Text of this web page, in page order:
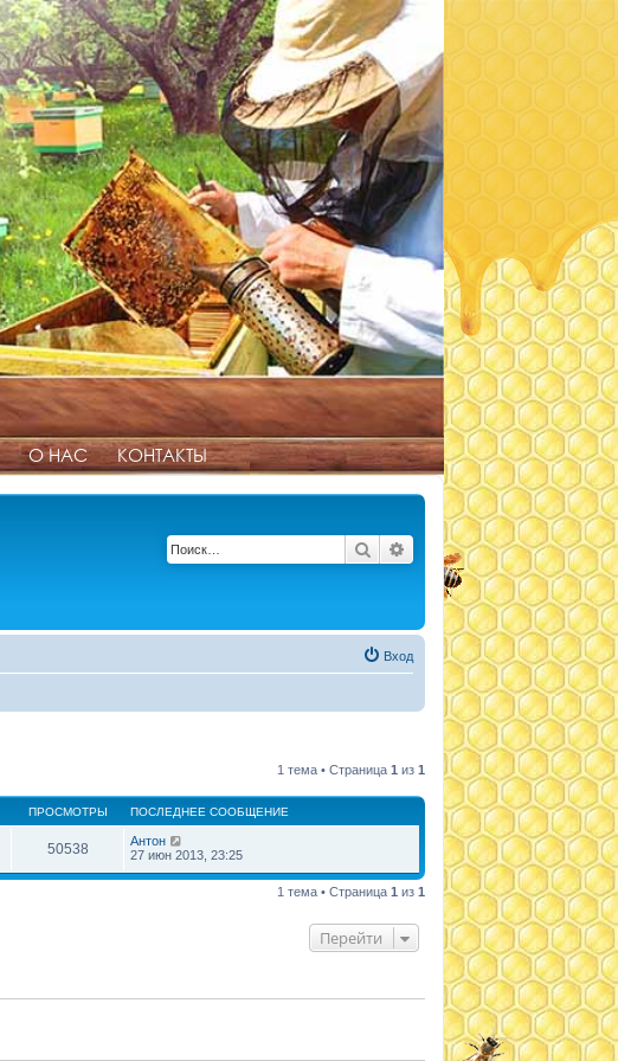
О НАС КОНТАКТЫ
Поиск Расширенный поиск
Вход
1 тема • Страница 1 из 1
ПРОСМОТРЫ ПОСЛЕДНЕЕ СООБЩЕНИЕ
50538
Антон
27 июн 2013, 23:25
1 тема • Страница 1 из 1
Перейти